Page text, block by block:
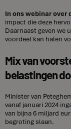
In ons webinar over
impact die deze
Daarnaast geven we
voordeel kan halen
Mix van
belastingen
Minister van
vanaf januari 2024
van bijna 6 miljard
begroting slaan.